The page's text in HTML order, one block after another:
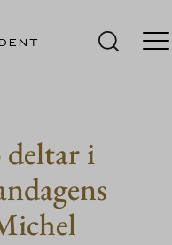
deltar i